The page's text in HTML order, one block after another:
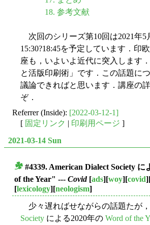
18. 参考文献
次回のシリーズ第10回は2021年5
15:30?18:45を予定しています．印
座も，いよいよ近代に突入します
と活版印刷術」です．この話題に
議論できればと思います．講座の
ぞ．
Referrer (Inside): [2022-03-12-1]
[ 固定リンク | 印刷用ページ ]
2021-03-14 Sun
#4339. American Dialect Society
of the Year" --- Covid[ads][woy][covid
[lexicology][neologism]
少々遅ればせながらの話題たが，
Society による2020年の Word of the